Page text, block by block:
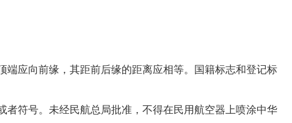
应向前缘，其距前后缘的距离应相等。国籍标志和登记标
符号。未经民航总局批准，不得在民用航空器上喷涂中华